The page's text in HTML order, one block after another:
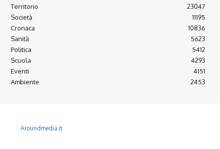
Territorio
23047
Società
11195
Cronaca
10836
Sanità
5623
Politica
5412
Scuola
4293
Eventi
4151
Ambiente
2453
Aroundmedia.it